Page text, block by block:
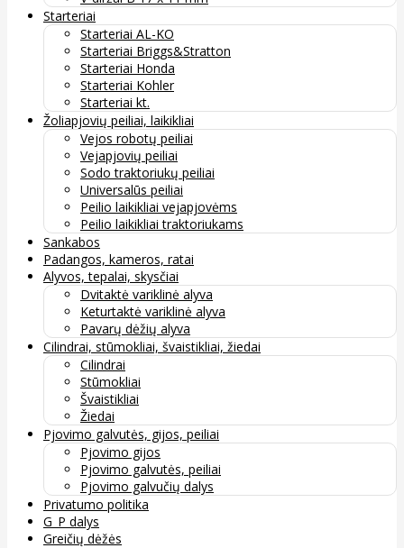
Starteriai
Starteriai AL-KO
Starteriai Briggs&Stratton
Starteriai Honda
Starteriai Kohler
Starteriai kt.
Žoliapjovių peiliai, laikikliai
Vejos robotų peiliai
Vejapjovių peiliai
Sodo traktoriukų peiliai
Universalūs peiliai
Peilio laikikliai vejapjovėms
Peilio laikikliai traktoriukams
Sankabos
Padangos, kameros, ratai
Alyvos, tepalai, skysčiai
Dvitaktė variklinė alyva
Keturtaktė variklinė alyva
Pavarų dėžių alyva
Cilindrai, stūmokliai, švaistikliai, žiedai
Cilindrai
Stūmokliai
Švaistikliai
Žiedai
Pjovimo galvutės, gijos, peiliai
Pjovimo gijos
Pjovimo galvutės, peiliai
Pjovimo galvučių dalys
Privatumo politika
G_P dalys
Greičių dėžės